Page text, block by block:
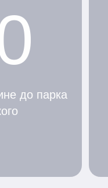
до парка